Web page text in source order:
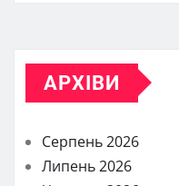
АРХІВИ
Серпень 2026
Липень 2026